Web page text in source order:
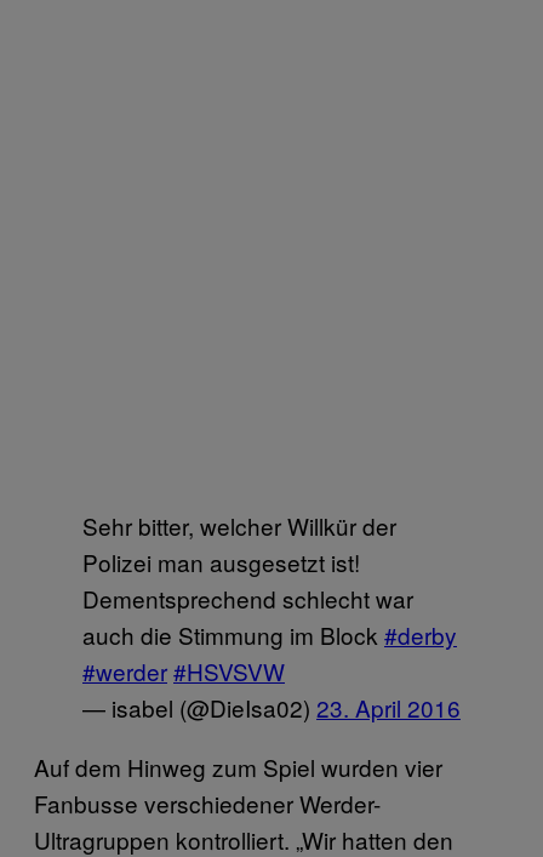
Sehr bitter, welcher Willkür der
Polizei man ausgesetzt ist!
Dementsprechend schlecht war
auch die Stimmung im Block #derby
#werder#HSVSVW
— isabel (@DieIsa02) 23. April 2016
Auf dem Hinweg zum Spiel wurden vier
Fanbusse verschiedener Werder-
Ultragruppen kontrolliert. „Wir hatten den